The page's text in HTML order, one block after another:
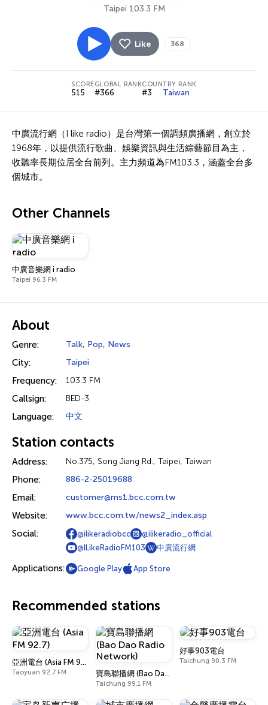
Taipei 103.3 FM
Like 368
SCORE
515
GLOBAL RANK
#366
COUNTRY RANK
#3 Taiwan
中廣流行網（I like radio）是台灣第一個調頻廣播網，創立於
1968年，以提供流行歌曲、娛樂資訊與生活綜藝節目為主，
收聽率長期位居全台前列。主力頻道為FM103.3，涵蓋全台多
個城市。
Other Channels
中廣音樂網 i radio
Taipei 96.3 FM
About
Genre: Talk, Pop, News
City: Taipei
Frequency: 103.3 FM
Callsign: BED-3
Language: 中文
Station contacts
Address: No.375, Song Jiang Rd., Taipei, Taiwan
Phone: 886-2-25019688
Email: customer@ms1.bcc.com.tw
Website: www.bcc.com.tw/news2_index.asp
Social: @ilikeradiobcc
@ilikeradio_official
@ILikeRadioFM103
中廣流行網
Applications: Google Play App Store
Recommended stations
亞洲電台 (Asia FM 92.7)
Taoyuan 92.7 FM 寶島聯播網 (Bao Dao Radio Network)
Taichung 99.1 FM
好事903電台
Taichung 90.3 FM